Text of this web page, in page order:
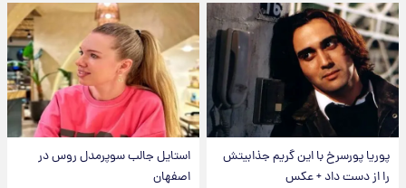
پوریا پورسرخ با این گریم جذابیتش
را از دست داد + عکس
استایل جالب سوپرمدل روس در
اصفهان